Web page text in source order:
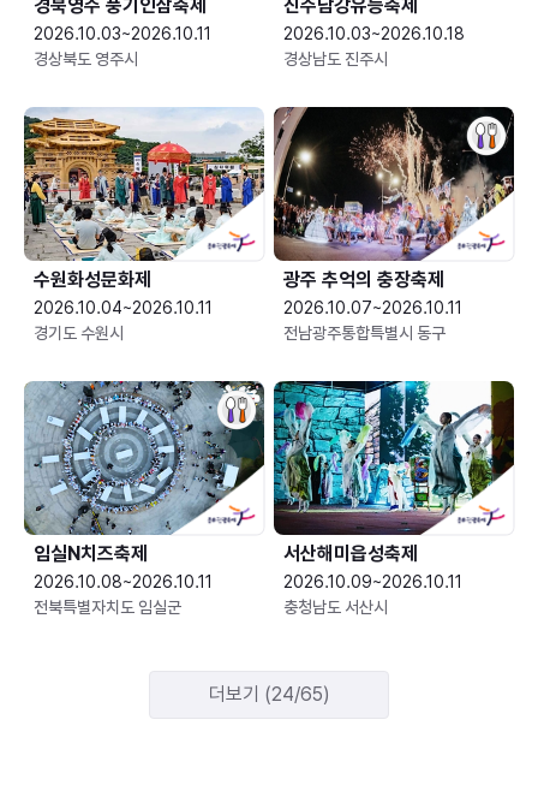
경북영주 풍기인삼축제
2026.10.03~2026.10.11
경상북도 영주시
진주남강유등축제
2026.10.03~2026.10.18
경상남도 진주시
수원화성문화제
2026.10.04~2026.10.11
경기도 수원시
광주 추억의 충장축제
2026.10.07~2026.10.11
전남광주통합특별시 동구
임실N치즈축제
2026.10.08~2026.10.11
전북특별자치도 임실군
서산해미읍성축제
2026.10.09~2026.10.11
충청남도 서산시
더보기 (24/65)